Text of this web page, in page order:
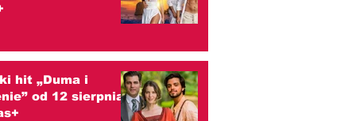
hit „Duma i
od 12 sierpnia